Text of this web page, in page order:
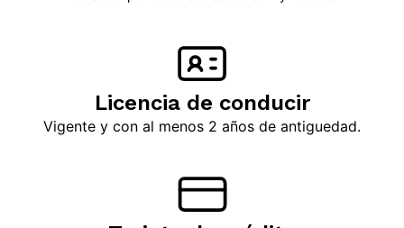
Licencia de conducir
Vigente y con al menos 2 años de antiguedad.